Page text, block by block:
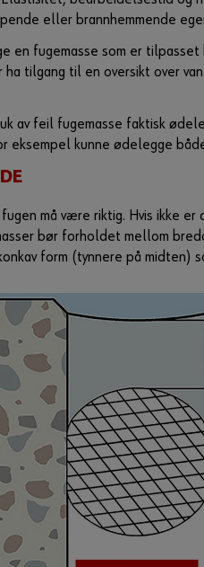
eller brannhemmende
en fugemasse som er
tilgang til en oversikt over
av feil fugemasse faktisk
eksempel kunne ødelegge
fugen må være riktig. Hvis ikke
bør forholdet mellom
form (tynnere på midten)